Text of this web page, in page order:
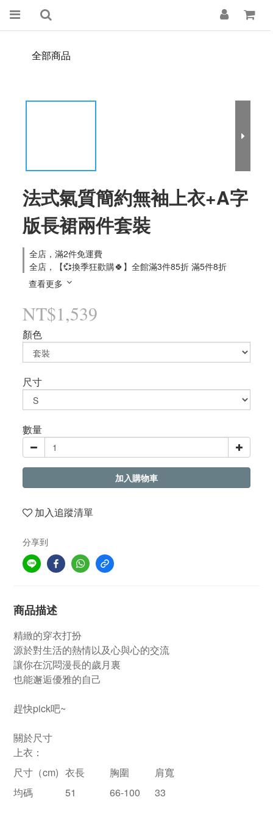
全部商品
法式氣質簡約無袖上衣+A字
版長裙兩件套裝
全店，滿2件免運費
全店，【💞換季狂歡購🍀】全館滿3件85折 滿5件8折
查看更多
NT$1,539
顏色
尺寸
數量
加入購物車
加入追蹤清單
分享到
商品描述
精緻的穿衣打扮
源於對生活的熱情以及心與心的交流
讓你在沉悶漫長的歲月裏
也能邂逅優雅的自己
趕快pick吧~
關於尺寸
上衣：
尺寸（cm) 衣長 胸圍
肩寬
均碼
51 66-100 33